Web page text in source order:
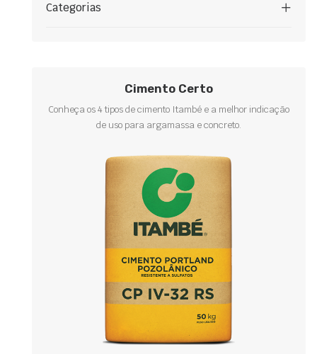
Categorias
Cimento Certo
Conheça os 4 tipos de cimento Itambé e a melhor indicação
de uso para argamassa e concreto.